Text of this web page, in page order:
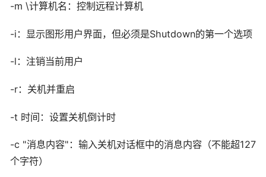
-m \计算机名：控制远程计算机
-i：显示图形用户界面，但必须是Shutdown的第一个选项
-l：注销当前用户
-r：关机并重启
-t 时间：设置关机倒计时
-c "消息内容"：输入关机对话框中的消息内容（不能超127
个字符）